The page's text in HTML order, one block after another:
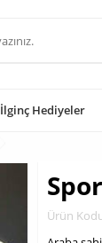
İlginç Hediyeler
Ürün